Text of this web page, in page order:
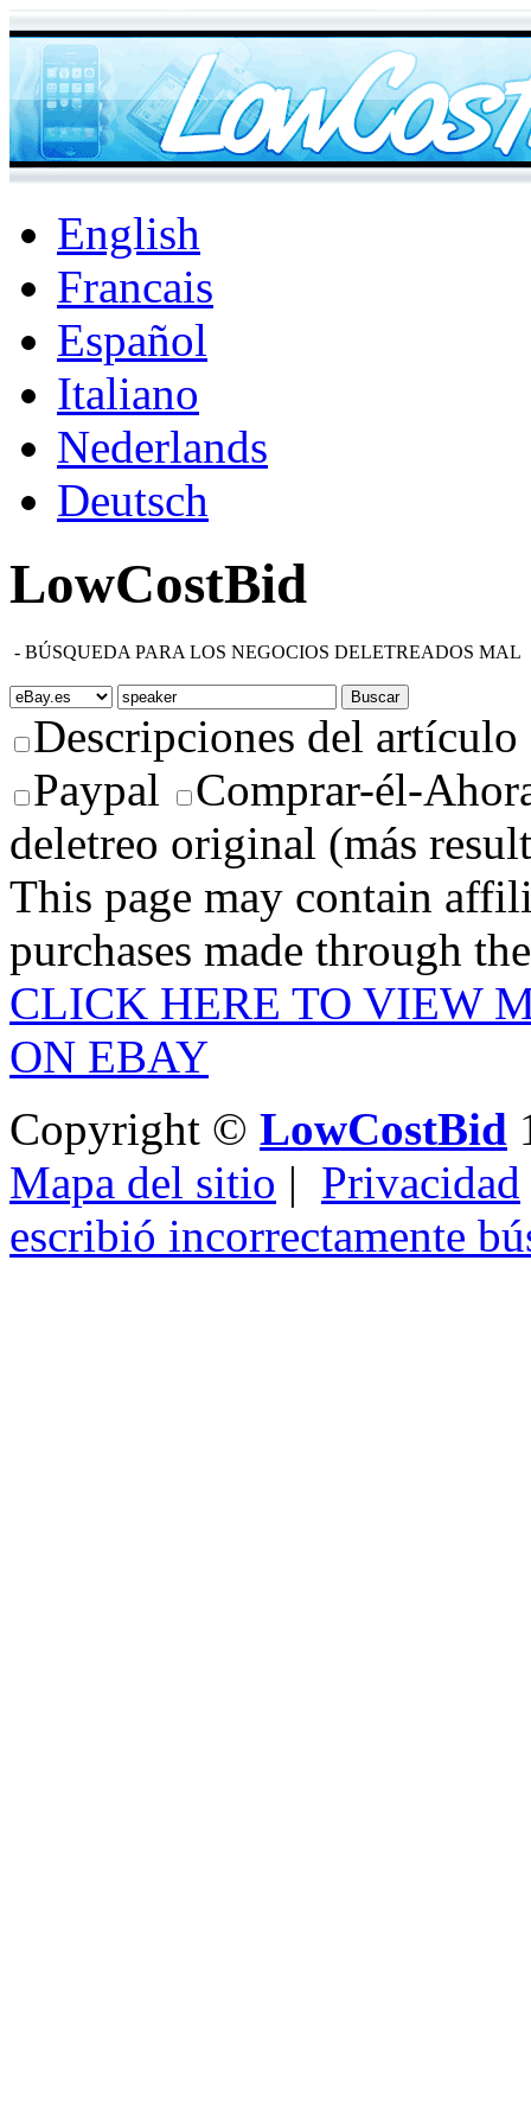
English
Francais
Español
Italiano
Nederlands
Deutsch
LowCostBid
- BÚSQUEDA PARA LOS NEGOCIOS DELETREADOS MAL
Descripciones del artículo
Paypal
Comprar-él-
deletreo original (más
This page may contain
purchases made through
CLICK HERE TO VIEW
ON EBAY
Copyright © LowCostBid
Mapa del sitio | Privacidad
escribió incorrectamente